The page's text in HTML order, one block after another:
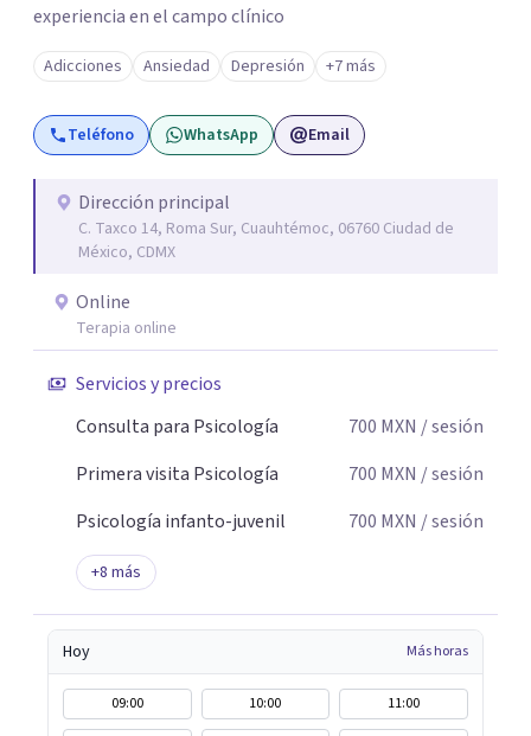
experiencia en el campo clínico
Adicciones Ansiedad Depresión +7 más
Teléfono WhatsApp Email
Dirección principal
C. Taxco 14, Roma Sur, Cuauhtémoc, 06760 Ciudad de
México, CDMX
Online
Terapia online
Servicios y precios
Consulta para Psicología
700 MXN / sesión
Primera visita Psicología
700 MXN / sesión
Psicología infanto-juvenil
700 MXN / sesión
+8 más
Hoy Más horas
09:00 10:00
11:00